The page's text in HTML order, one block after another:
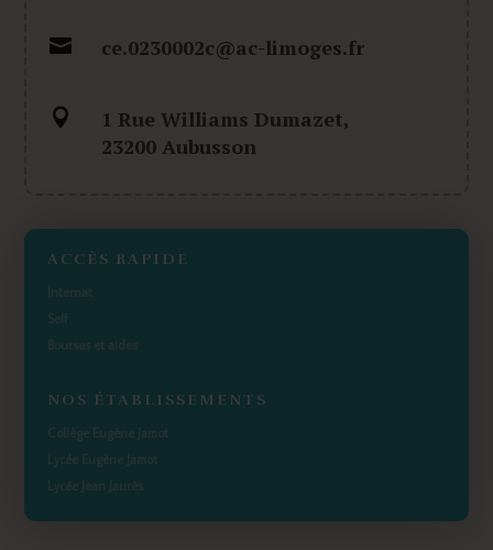
 ce.0230002c@ac-limoges.fr

1 Rue Williams Dumazet,
23200 Aubusson
ACCÈS RAPIDE
NOS ÉTABLISSEMENTS